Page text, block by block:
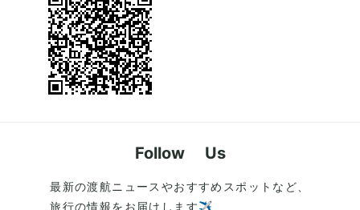
Follow Us
最新の渡航ニュースやおすすめスポットなど、
旅行の情報をお届けします✈️